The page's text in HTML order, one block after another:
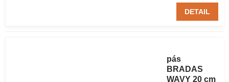
DETAIL
pás
BRADAS
WAVY 20 cm